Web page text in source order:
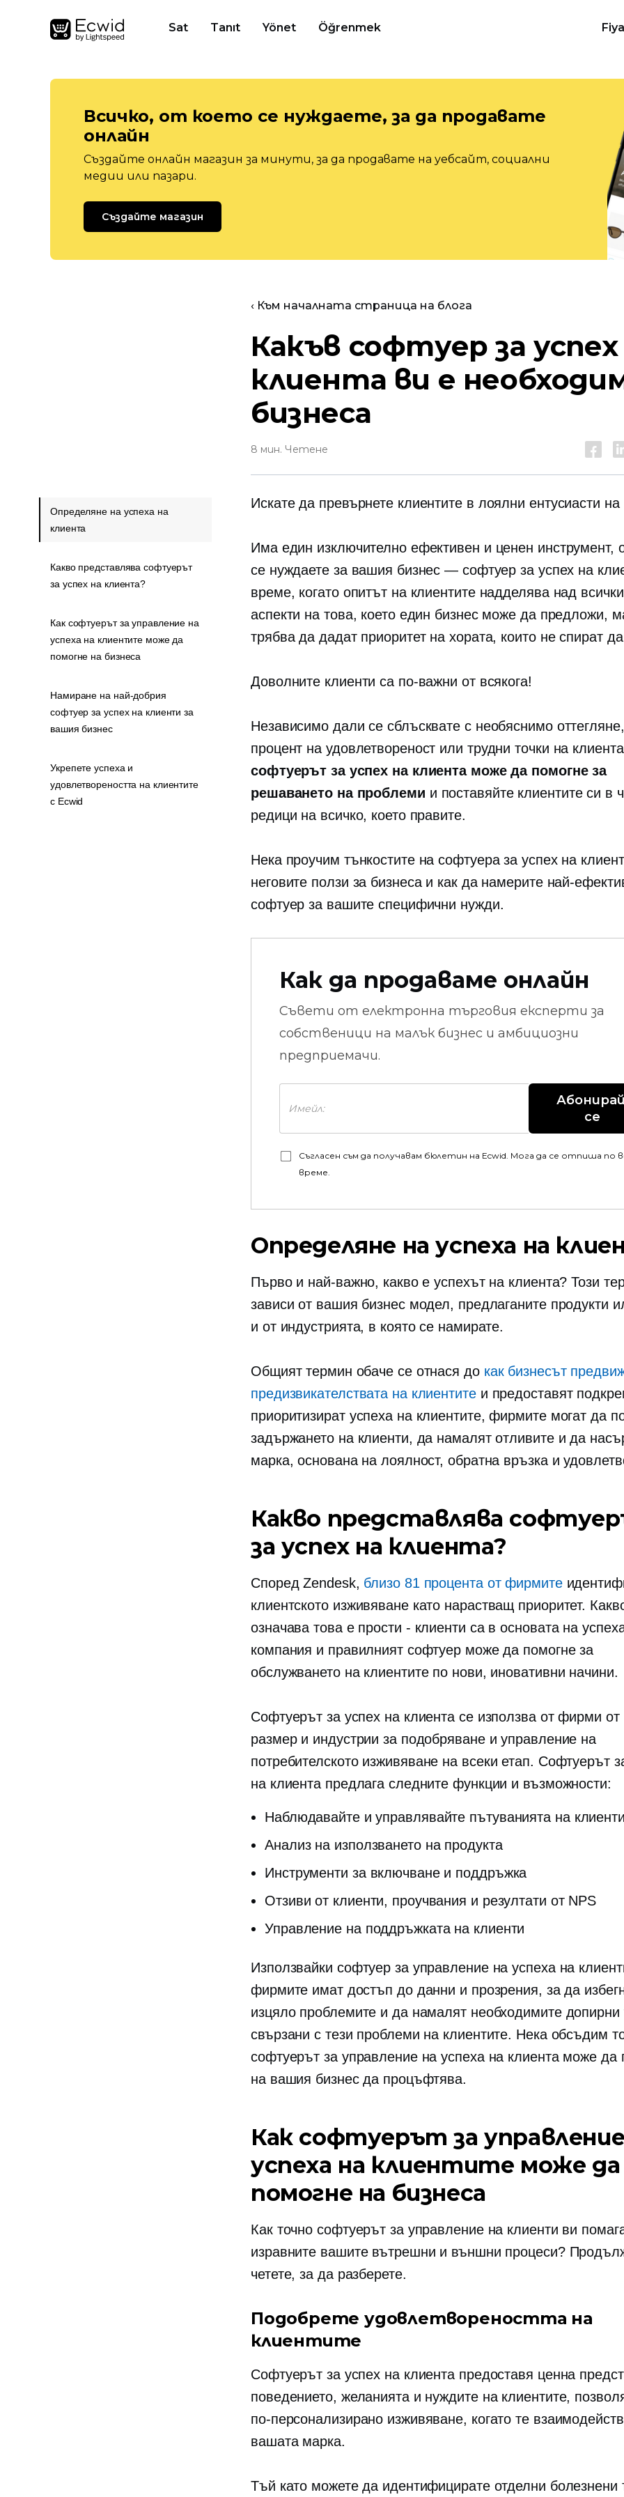
Sat Tanıt Yönet Öğrenmek
Всичко, от което се нуждаете, за да продавате
онлайн
Създайте онлайн магазин за минути, за да продавате на уебсайт, социални
медии или пазари.
Създайте магазин
‹ Към началната страница на блога
Какъв софтуер за успех
клиента ви е
бизнеса
8 мин. Четене
Искате да превърнете клиентите в лоялни ентусиасти
Има един изключително ефективен и ценен инструмент,
се нуждаете за вашия бизнес — софтуер за успех на
време, когато опитът на клиентите надделява над
аспекти на това, което един бизнес може да предложи,
трябва да дадат приоритет на хората, които не спират да
Доволните клиенти са по-важни от всякога!
Независимо дали се сблъсквате с необяснимо
процент на удовлетвореност или трудни точки на
софтуерът за успех на клиента може да помогне за
решаването на проблеми и поставяйте клиентите си в
редици на всичко, което правите.
Нека проучим тънкостите на софтуера за успех на
неговите ползи за бизнеса и как да намерите най-
софтуер за вашите специфични нужди.
Как да продаваме онлайн
Съвети от електронна търговия експерти за
собственици на малък бизнес и амбициозни
предприемачи.
Абонирай
се
Съгласен съм да получавам бюлетин на Ecwid. Мога да се отпиша по
време.
Определяне на успеха на
Първо и най-важно, какво е успехът на клиента? Този
зависи от вашия бизнес модел, предлаганите продукти
и от индустрията, в която се намирате.
Общият термин обаче се отнася до как бизнесът
предизвикателствата на клиентитеи предоставят
приоритизират успеха на клиентите, фирмите могат да
задържането на клиенти, да намалят отливите и да
марка, основана на лоялност, обратна връзка и
Какво представлява
за успех на клиента?
Според Zendesk, близо 81 процента от фирмите
клиентското изживяване като нарастващ приоритет.
означава това е прости - клиенти са в основата на
компания и правилният софтуер може да помогне за
обслужването на клиентите по нови, иновативни начини.
Софтуерът за успех на клиента се използва от фирми от
размер и индустрии за подобряване и управление на
потребителското изживяване на всеки етап. Софтуерът
на клиента предлага следните функции и възможности:
Наблюдавайте и управлявайте пътуванията на
Анализ на използването на продукта
Инструменти за включване и поддръжка
Отзиви от клиенти, проучвания и резултати от NPS
Управление на поддръжката на клиенти
Използвайки софтуер за управление на успеха на
фирмите имат достъп до данни и прозрения, за да
изцяло проблемите и да намалят необходимите допирни
свързани с тези проблеми на клиентите. Нека обсъдим
софтуерът за управление на успеха на клиента може да
на вашия бизнес да процъфтява.
Как софтуерът за
успеха на клиентите може да
помогне на бизнеса
Как точно софтуерът за управление на клиенти ви
изравните вашите вътрешни и външни процеси?
четете, за да разберете.
Подобрете удовлетвореността на
клиентите
Софтуерът за успех на клиента предоставя ценна
поведението, желанията и нуждите на клиентите,
по-персонализирано изживяване, когато те
вашата марка.
Тъй като можете да идентифицирате отделни болезнени
Определяне на успеха на
клиента
Какво представлява софтуерът
за успех на клиента?
Как софтуерът за управление на
успеха на клиентите може да
помогне на бизнеса
Намиране на най-добрия
софтуер за успех на клиенти за
вашия бизнес
Укрепете успеха и
удовлетвореността на клиентите
с Ecwid